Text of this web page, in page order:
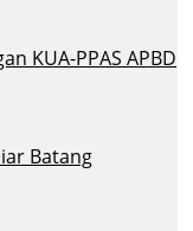
KUA-PPAS APBD
Batang